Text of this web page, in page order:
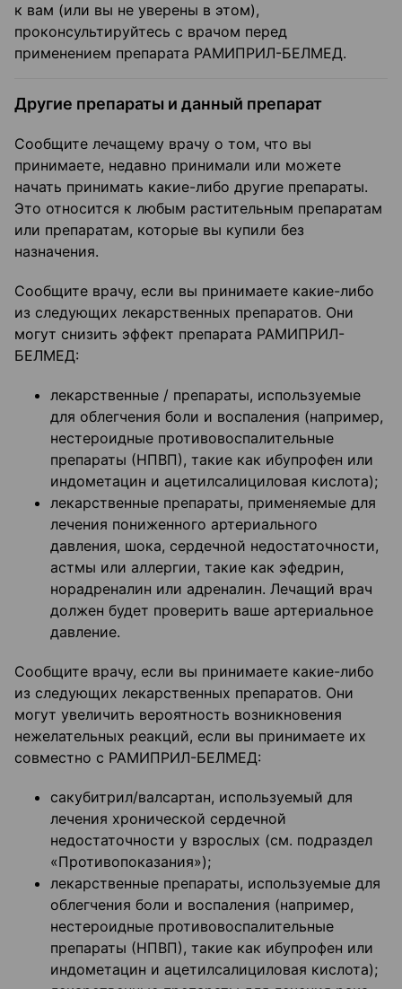
к вам (или вы не уверены в этом),
проконсультируйтесь с врачом перед
применением препарата РАМИПРИЛ-БЕЛМЕД.
Другие препараты и данный препарат
Сообщите лечащему врачу о том, что вы
принимаете, недавно принимали или можете
начать принимать какие-либо другие препараты.
Это относится к любым растительным препаратам
или препаратам, которые вы купили без
назначения.
Сообщите врачу, если вы принимаете какие-либо
из следующих лекарственных препаратов. Они
могут снизить эффект препарата РАМИПРИЛ-
БЕЛМЕД:
лекарственные / препараты, используемые
для облегчения боли и воспаления (например,
нестероидные противовоспалительные
препараты (НПВП), такие как ибупрофен или
индометацин и ацетилсалициловая кислота);
лекарственные препараты, применяемые для
лечения пониженного артериального
давления, шока, сердечной недостаточности,
астмы или аллергии, такие как эфедрин,
норадреналин или адреналин. Лечащий врач
должен будет проверить ваше артериальное
давление.
Сообщите врачу, если вы принимаете какие-либо
из следующих лекарственных препаратов. Они
могут увеличить вероятность возникновения
нежелательных реакций, если вы принимаете их
совместно с РАМИПРИЛ-БЕЛМЕД:
сакубитрил/валсартан, используемый для
лечения хронической сердечной
недостаточности у взрослых (см. подраздел
«Противопоказания»);
лекарственные препараты, используемые для
облегчения боли и воспаления (например,
нестероидные противовоспалительные
препараты (НПВП), такие как ибупрофен или
индометацин и ацетилсалициловая кислота);